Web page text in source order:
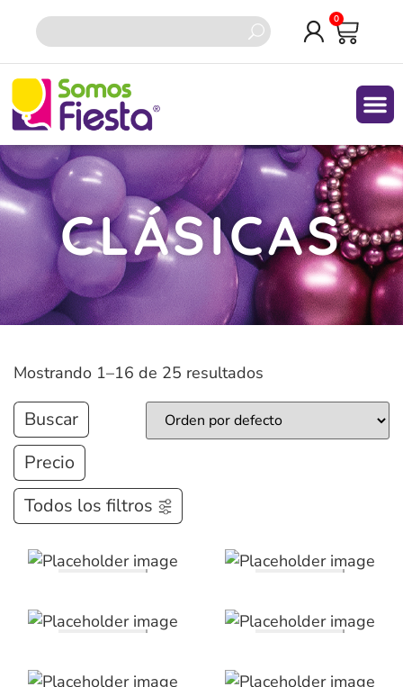
0
CLÁSICAS
Mostrando 1–16 de 25 resultados
Buscar
Precio
Todos los filtros